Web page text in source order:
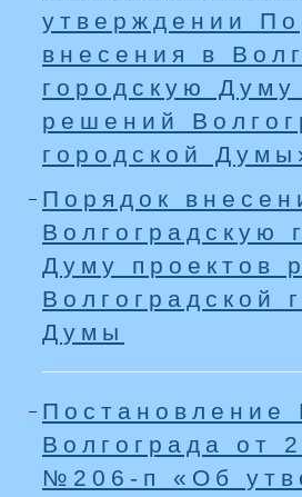
утверждении
внесения в
городскую Думу
решений
городской
Порядок
Волгоградскую
Думу проектов
Волгоградской
Думы
Постановление
Волгограда от
№206-п «Об